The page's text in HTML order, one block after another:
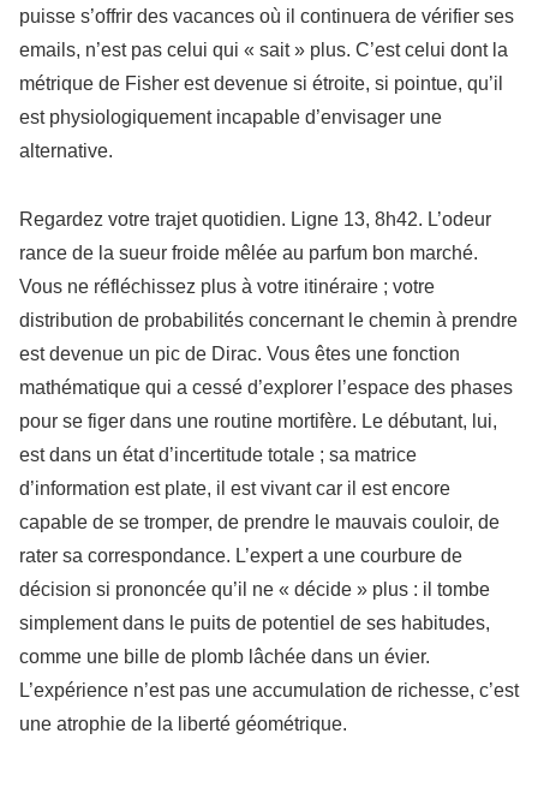
puisse s’offrir des vacances où il continuera de vérifier ses
emails, n’est pas celui qui « sait » plus. C’est celui dont la
métrique de Fisher est devenue si étroite, si pointue, qu’il
est physiologiquement incapable d’envisager une
alternative.
Regardez votre trajet quotidien. Ligne 13, 8h42. L’odeur
rance de la sueur froide mêlée au parfum bon marché.
Vous ne réfléchissez plus à votre itinéraire ; votre
distribution de probabilités concernant le chemin à prendre
est devenue un pic de Dirac. Vous êtes une fonction
mathématique qui a cessé d’explorer l’espace des phases
pour se figer dans une routine mortifère. Le débutant, lui,
est dans un état d’incertitude totale ; sa matrice
d’information est plate, il est vivant car il est encore
capable de se tromper, de prendre le mauvais couloir, de
rater sa correspondance. L’expert a une courbure de
décision si prononcée qu’il ne « décide » plus : il tombe
simplement dans le puits de potentiel de ses habitudes,
comme une bille de plomb lâchée dans un évier.
L’expérience n’est pas une accumulation de richesse, c’est
une atrophie de la liberté géométrique.